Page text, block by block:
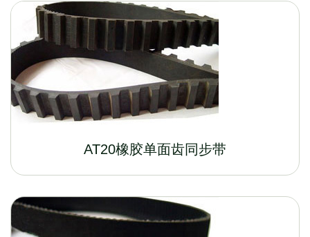
AT20橡胶单面齿同步带